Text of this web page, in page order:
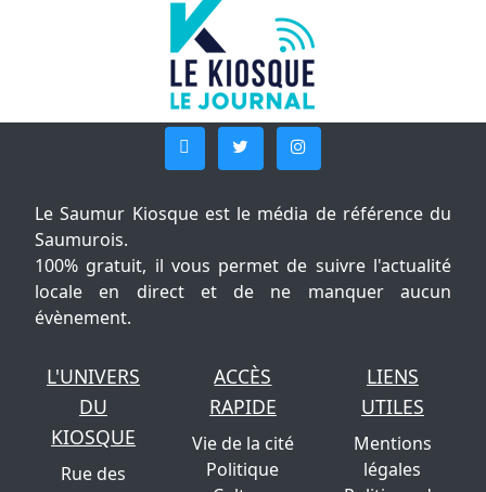
Le Saumur Kiosque est le média de référence du
Saumurois.
100% gratuit, il vous permet de suivre l'actualité
locale en direct et de ne manquer aucun
évènement.
L'UNIVERS
DU
KIOSQUE
Rue des
ACCÈS
RAPIDE
Vie de la cité
Politique
LIENS
UTILES
Mentions
légales